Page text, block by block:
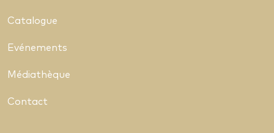
Catalogue
Evénements
Médiathèque
Contact